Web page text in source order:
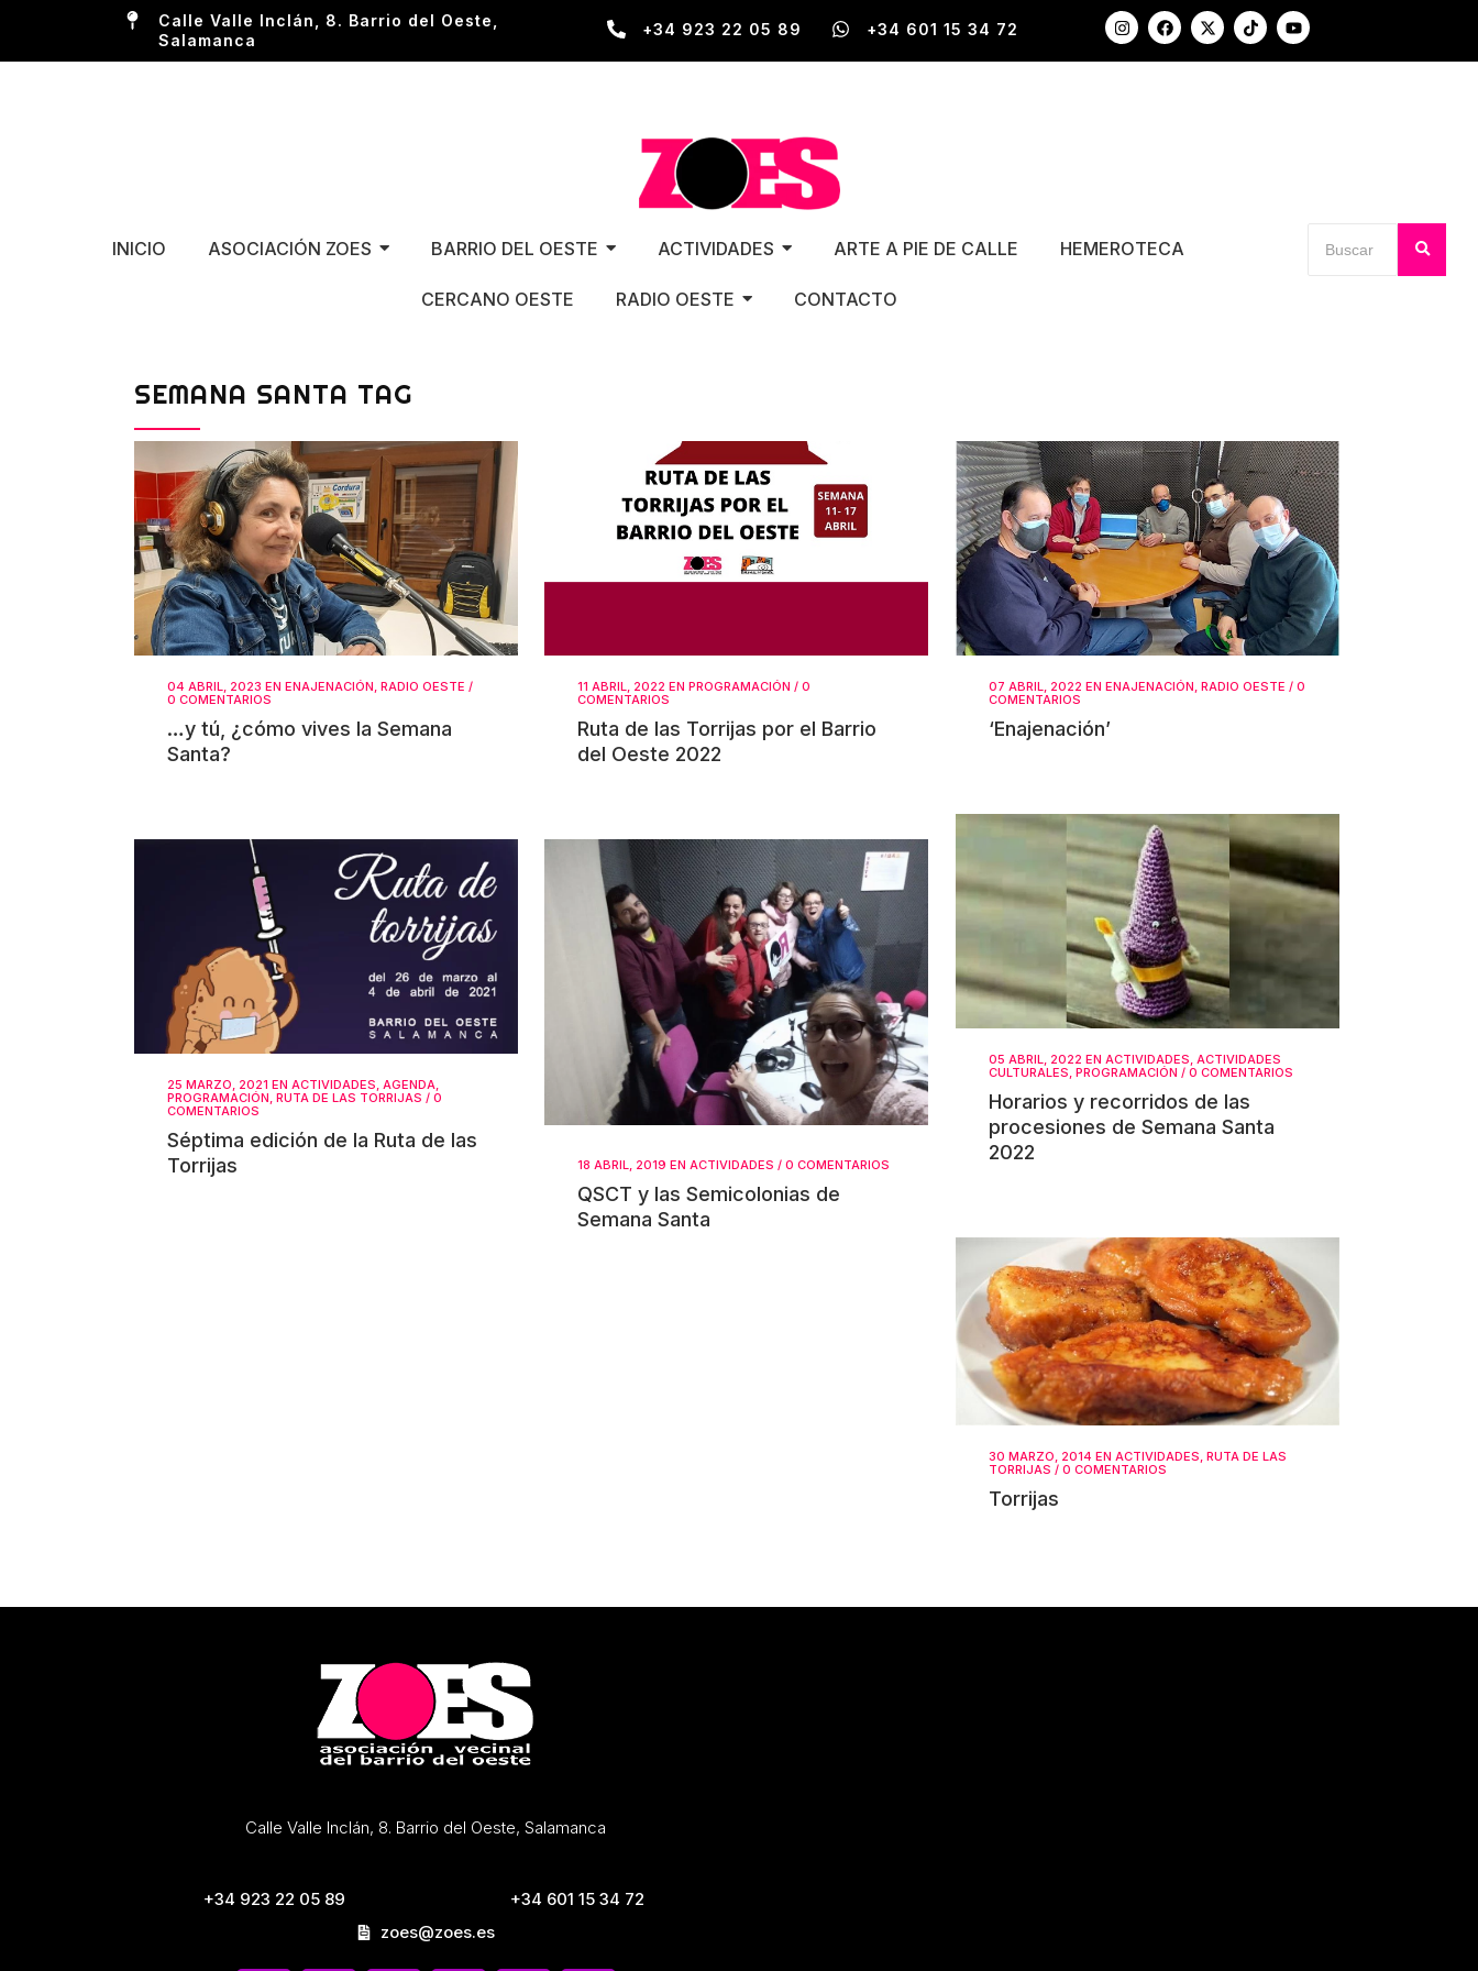
Calle Valle Inclán, 8. Barrio del Oeste,
Salamanca
+34 923 22 05 89 +34 601 15 34 72
INICIO ASOCIACIÓN ZOES BARRIO DEL OESTE ACTIVIDADES ARTE A PIE DE CALLE HEMEROTECA
CERCANO OESTE RADIO OESTE CONTACTO
SEMANA SANTA TAG
04 ABRIL, 2023 EN ENAJENACIÓN, RADIO OESTE /
0 COMENTARIOS
…y tú, ¿cómo vives la Semana
Santa?
11 ABRIL, 2022 EN PROGRAMACIÓN / 0
COMENTARIOS
Ruta de las Torrijas por el Barrio
del Oeste 2022
07 ABRIL, 2022 EN ENAJENACIÓN, RADIO OESTE / 0
COMENTARIOS
‘Enajenación’
05 ABRIL, 2022 EN ACTIVIDADES, ACTIVIDADES
CULTURALES, PROGRAMACIÓN / 0 COMENTARIOS
Horarios y recorridos de las
procesiones de Semana Santa
2022
25 MARZO, 2021 EN ACTIVIDADES, AGENDA,
PROGRAMACIÓN, RUTA DE LAS TORRIJAS / 0
COMENTARIOS
Séptima edición de la Ruta de las
Torrijas
18 ABRIL, 2019 EN ACTIVIDADES / 0 COMENTARIOS
QSCT y las Semicolonias de
Semana Santa
30 MARZO, 2014 EN ACTIVIDADES, RUTA DE LAS
TORRIJAS / 0 COMENTARIOS
Torrijas
Calle Valle Inclán, 8. Barrio del Oeste, Salamanca
+34 923 22 05 89
+34 601 15 34 72
zoes@zoes.es